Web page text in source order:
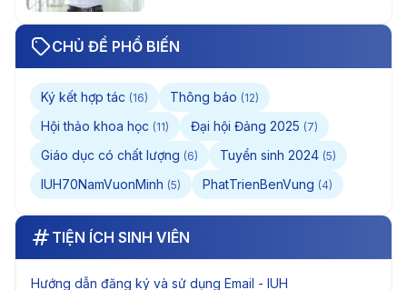
tấm bằng Giỏi trước hạn
CHỦ ĐỀ PHỔ BIẾN
Ký kết hợp tác (16) Thông báo (12)
Hội thảo khoa học (11) Đại hội Đảng 2025 (7)
Giáo dục có chất lượng (6) Tuyển sinh 2024 (5)
IUH70NamVuonMinh (5) PhatTrienBenVung (4)
TIỆN ÍCH SINH VIÊN
Hướng dẫn đăng ký và sử dụng Email - IUH